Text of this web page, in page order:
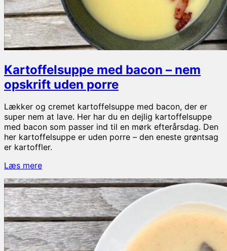
Kartoffelsuppe med bacon – nem
opskrift uden porre
Lækker og cremet kartoffelsuppe med bacon, der er
super nem at lave. Her har du en dejlig kartoffelsuppe
med bacon som passer ind til en mørk efterårsdag. Den
her kartoffelsuppe er uden porre – den eneste grøntsag
er kartoffler.
Læs mereKartoffelsuppe
bacon
–
nem
opskrift
uden
porre